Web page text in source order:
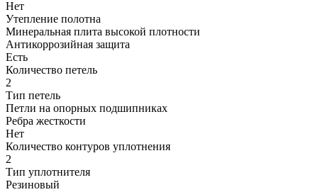
Нет
Утепление полотна
Минеральная плита высокой плотности
Антикоррозийная защита
Есть
Количество петель
2
Тип петель
Петли на опорных подшипниках
Ребра жесткости
Нет
Количество контуров уплотнения
2
Тип уплотнителя
Резиновый